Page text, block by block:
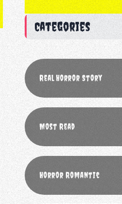
Categories
Real Horror Story
Most Read
Horror Romantic